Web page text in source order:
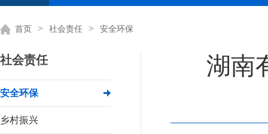
首页 > 社会责任 > 安全环保
社会责任
安全环保
乡村振兴
湖南